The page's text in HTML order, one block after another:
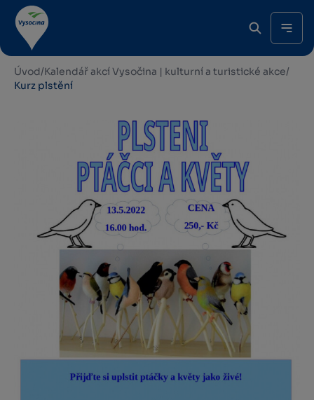
Úvod/Kalendář akcí Vysočina | kulturní a turistické akce/
Kurz plstění